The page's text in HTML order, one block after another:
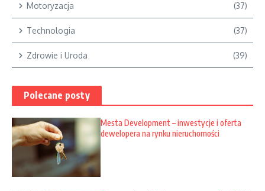
Motoryzacja (37)
Technologia (37)
Zdrowie i Uroda (39)
Polecane posty
Mesta Development – inwestycje i oferta
dewelopera na rynku nieruchomości